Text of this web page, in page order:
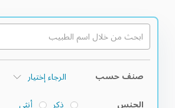
ابحث من خلال اسم الطبيب
صنف حسب